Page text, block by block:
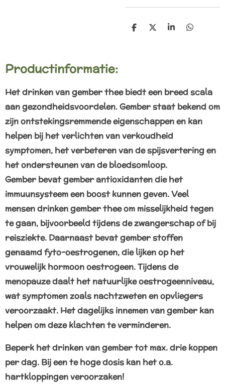
D
D
S
D
Productinformatie:
Het drinken van gember thee biedt een breed scala
aan gezondheidsvoordelen. Gember staat bekend om
zijn ontstekingsremmende eigenschappen en kan
helpen bij het verlichten van verkoudheid
symptomen, het verbeteren van de spijsvertering en
het ondersteunen van de bloedsomloop.
Gemberbevat gember antioxidanten die het
immuunsysteem een boost kunnen geven.Veel
mensen drinken gember thee om misselijkheid tegen
te gaan, bijvoorbeeld tijdens de zwangerschap of bij
reisziekte. Daarnaast bevat gember stoffen
genaamd fyto-oestrogenen, die lijken op het
vrouwelijk hormoon oestrogeen. Tijdens de
menopauze daalt het natuurlijke oestrogeenniveau,
wat symptomen zoals nachtzweten en opvliegers
veroorzaakt. Het dagelijks innemen van gember kan
helpen om deze klachten te verminderen.
Beperk het drinken van gember tot max. drie koppen
per dag. Bij een te hoge dosis kan het o.a.
hartkloppingen veroorzaken!